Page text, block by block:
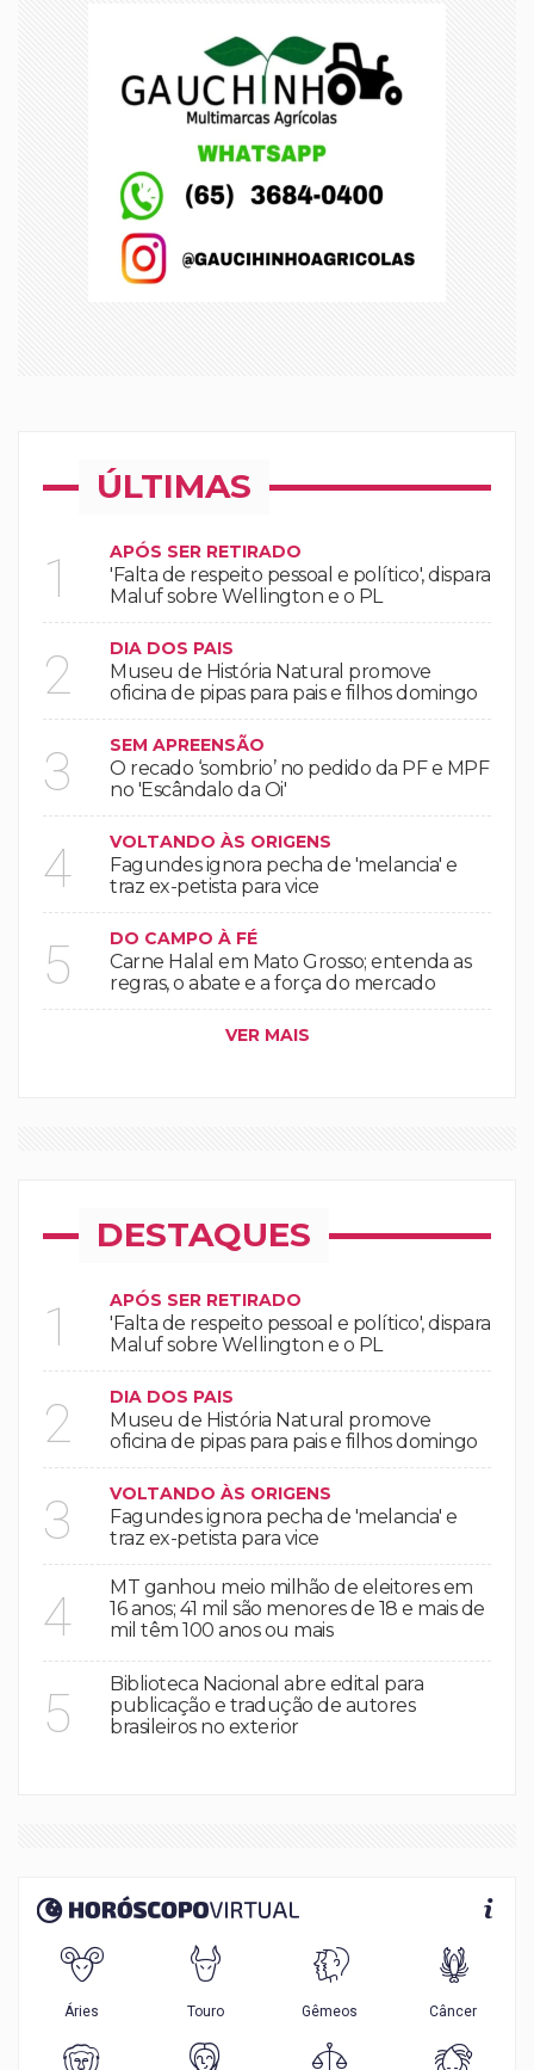
ÚLTIMAS
1 APÓS SER RETIRADO
'Falta de respeito pessoal e político', dispara
Maluf sobre Wellington e o PL
2 DIA DOS PAIS
Museu de História Natural promove
oficina de pipas para pais e filhos domingo
3 SEM APREENSÃO
O recado ‘sombrio’ no pedido da PF e MPF
no 'Escândalo da Oi'
4 VOLTANDO ÀS ORIGENS
Fagundes ignora pecha de 'melancia' e
traz ex-petista para vice
5 DO CAMPO À FÉ
Carne Halal em Mato Grosso; entenda as
regras, o abate e a força do mercado
VER MAIS
DESTAQUES
1 APÓS SER RETIRADO
'Falta de respeito pessoal e político', dispara
Maluf sobre Wellington e o PL
2 DIA DOS PAIS
Museu de História Natural promove
oficina de pipas para pais e filhos domingo
3 VOLTANDO ÀS ORIGENS
Fagundes ignora pecha de 'melancia' e
traz ex-petista para vice
4
MT ganhou meio milhão de eleitores em
16 anos; 41 mil são menores de 18 e mais de
mil têm 100 anos ou mais
5
Biblioteca Nacional abre edital para
publicação e tradução de autores
brasileiros no exterior